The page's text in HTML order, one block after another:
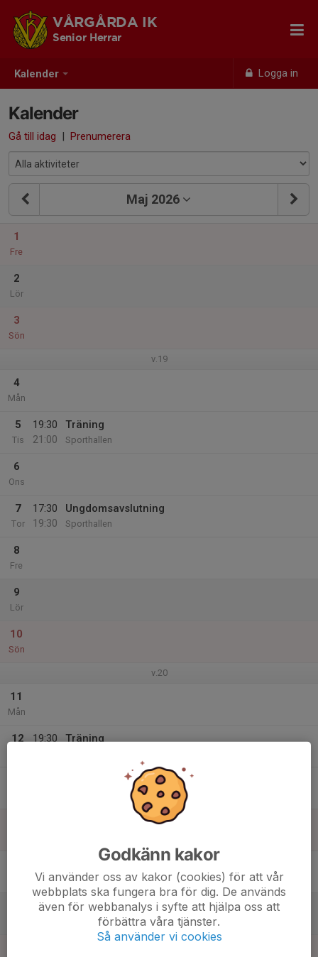
Kalender Logga in
VÅRGÅRDA IK
Senior Herrar
Kalender
Gå till idag | Prenumerera
Maj 2026
1
Fre
2
Lör
3
Sön
v.19
4
Mån
5
Tis
19:30
21:00
Träning
Sporthallen
6
Ons
7
Tor
17:30
19:30
Ungdomsavslutning
Sporthallen
8
Fre
9
Lör
10
Sön
v.20
11
Mån
12
19:30
Träning
18:00
Årsfest
Tånga Hed. Matsalen.
Godkänn kakor
Vi använder oss av kakor (cookies) för att vår
webbplats ska fungera bra för dig. De används
även för webbanalys i syfte att hjälpa oss att
förbättra våra tjänster.
Så använder vi cookies